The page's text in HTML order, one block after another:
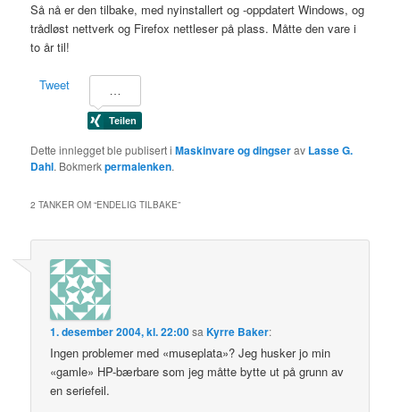
Så nå er den tilbake, med nyinstallert og -oppdatert Windows, og
trådløst nettverk og Firefox nettleser på plass. Måtte den vare i
to år til!
Tweet
Dette innlegget ble publisert iMaskinvare og dingserav Lasse G.
Dahl. Bokmerkpermalenken.
2 TANKER OM “ENDELIG TILBAKE”
1. desember 2004, kl. 22:00sa Kyrre Baker:
Ingen problemer med «museplata»? Jeg husker jo min
«gamle» HP-bærbare som jeg måtte bytte ut på grunn av
en seriefeil.